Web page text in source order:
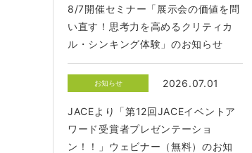
8/7開催セミナー「展示会の価値を問
い直す！思考力を高めるクリティカ
ル・シンキング体験」のお知らせ
お知らせ 2026.07.01
JACEより「第12回JACEイベントア
ワード受賞者プレゼンテーショ
ン！！」ウェビナー（無料）のお知